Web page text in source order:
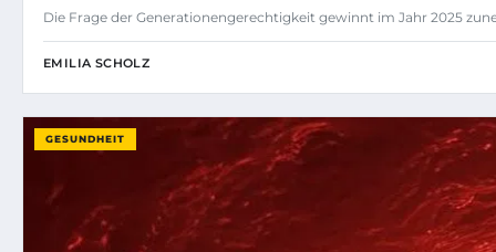
Die Frage der Generationengerechtigkeit gewinnt im Jahr 2025
EMILIA SCHOLZ
GESUNDHEIT